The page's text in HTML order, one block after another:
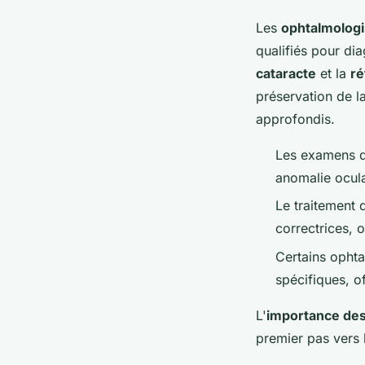
Les
qualifiés pour
cataracte et la
préservation de
approfondis.
Les examens
anomalie
Le traitement
correctrices,
Certains
spécifiques,
L'importance
premier pas